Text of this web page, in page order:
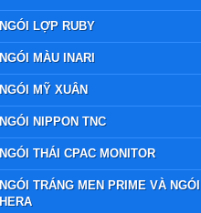
NGÓI LỢP RUBY
NGÓI MÀU INARI
NGÓI MỸ XUÂN
NGÓI NIPPON TNC
NGÓI THÁI CPAC MONITOR
NGÓI TRÁNG MEN PRIME VÀ NGÓI
HERA